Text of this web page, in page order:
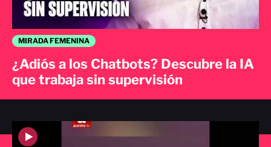
MIRADA FEMENINA
¿Adiós a los Chatbots? Descubre la IA
que trabaja sin supervisión